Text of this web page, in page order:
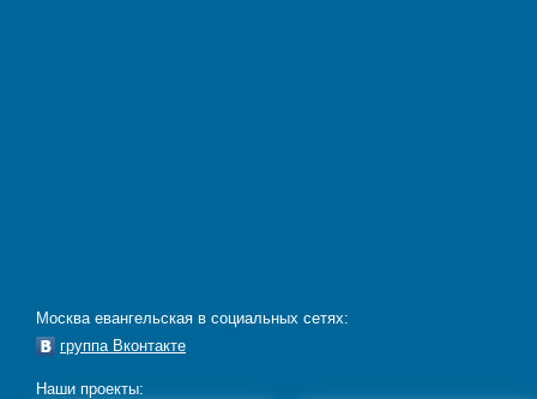
Москва евангельская в социальных сетях:
группа Вконтакте
Наши проекты: